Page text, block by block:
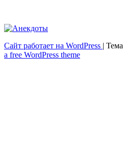
Весёлый и здоровый образ жизни
Сайт работает на WordPress | Тема
a free WordPress theme